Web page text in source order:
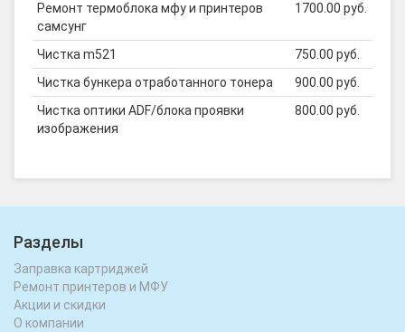
Ремонт термоблока мфу и принтеров
самсунг
1700.00 руб.
Чистка m521
750.00 руб.
Чистка бункера отработанного тонера
900.00 руб.
Чистка оптики ADF/блока проявки
изображения
800.00 руб.
Разделы
Заправка картриджей
Ремонт принтеров и МФУ
Акции и скидки
О компании